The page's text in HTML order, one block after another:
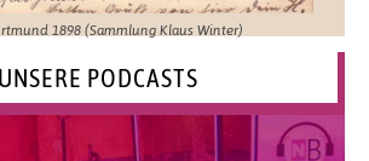
1898 (Sammlung Klaus Winter)
UNSERE PODCASTS